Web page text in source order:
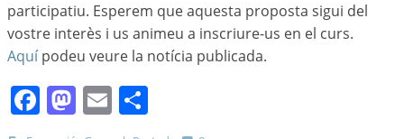
participatiu. Esperem que aquesta proposta sigui del
vostre interès i us animeu a inscriure-us en el curs.
Aquípodeu veure la notícia publicada.
Facebook
Mastodon
Email